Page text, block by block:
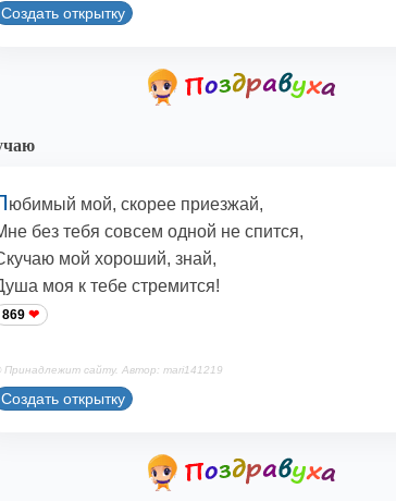
Создать открытку
юбимый мой, скорее приезжай,
без тебя совсем одной не спится,
мой хороший, знай,
моя к тебе стремится!
869
Принадлежит сайту. Автор: mari141219
Создать открытку